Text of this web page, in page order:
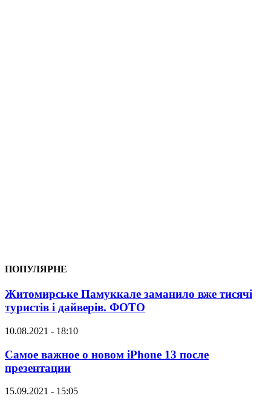
ПОПУЛЯРНЕ
Житомирське Памуккале заманило вже тисячі
туристів і дайверів. ФОТО
10.08.2021 - 18:10
Самое важное о новом iPhone 13 после
презентации
15.09.2021 - 15:05